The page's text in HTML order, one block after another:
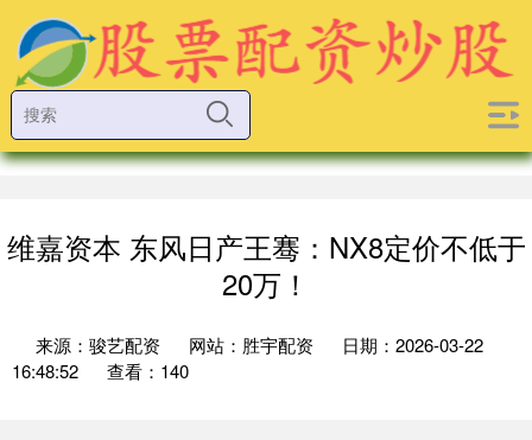
维嘉资本 东风日产王骞：NX8定价不低于
20万！
来源：骏艺配资 网站：胜宇配资
日期：2026-03-22
16:48:52
查看：140